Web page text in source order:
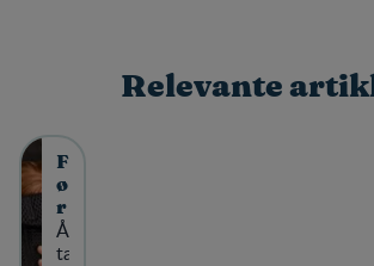
Relevante
F
ø
r
s
t
Å
ta